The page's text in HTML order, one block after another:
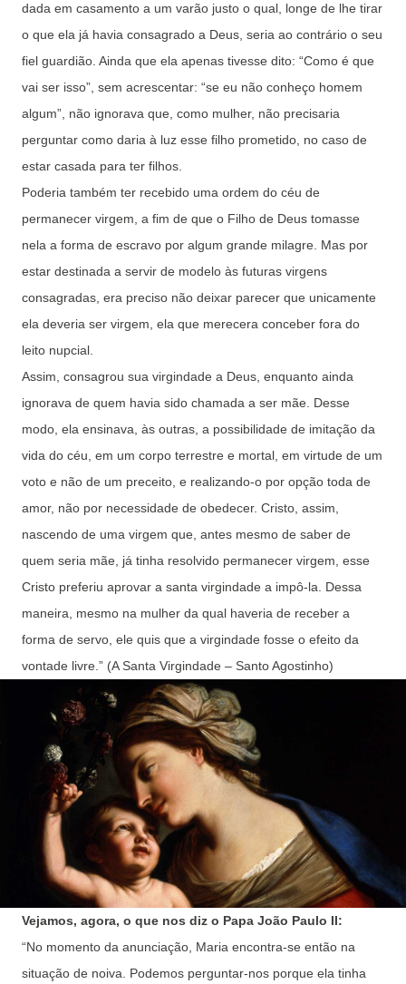
dada em casamento a um varão justo o qual, longe de lhe tirar
o que ela já havia consagrado a Deus, seria ao contrário o seu
fiel guardião. Ainda que ela apenas tivesse dito: “Como é que
vai ser isso”, sem acrescentar: “se eu não conheço homem
algum”, não ignorava que, como mulher, não precisaria
perguntar como daria à luz esse filho prometido, no caso de
estar casada para ter filhos.
Poderia também ter recebido uma ordem do céu de
permanecer virgem, a fim de que o Filho de Deus tomasse
nela a forma de escravo por algum grande milagre. Mas por
estar destinada a servir de modelo às futuras virgens
consagradas, era preciso não deixar parecer que unicamente
ela deveria ser virgem, ela que merecera conceber fora do
leito nupcial.
Assim, consagrou sua virgindade a Deus, enquanto ainda
ignorava de quem havia sido chamada a ser mãe. Desse
modo, ela ensinava, às outras, a possibilidade de imitação da
vida do céu, em um corpo terrestre e mortal, em virtude de um
voto e não de um preceito, e realizando-o por opção toda de
amor, não por necessidade de obedecer. Cristo, assim,
nascendo de uma virgem que, antes mesmo de saber de
quem seria mãe, já tinha resolvido permanecer virgem, esse
Cristo preferiu aprovar a santa virgindade a impô-la. Dessa
maneira, mesmo na mulher da qual haveria de receber a
forma de servo, ele quis que a virgindade fosse o efeito da
vontade livre.” (A Santa Virgindade – Santo Agostinho)
Vejamos, agora, o que nos diz o Papa João Paulo II:
“No momento da anunciação, Maria encontra-se então na
situação de noiva. Podemos perguntar-nos porque ela tinha